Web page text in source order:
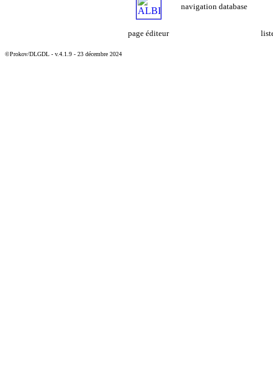
navigation database
page éditeur
©Prokov/DLGDL - v.4.1.9 - 23 décembre 2024